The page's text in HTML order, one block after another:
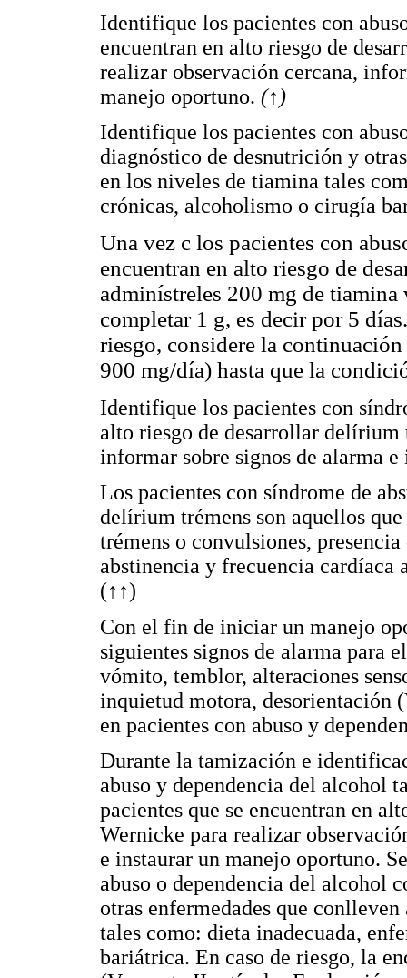
Identifique los pacientes con
encuentran en alto riesgo de
realizar observación cercana,
manejo oportuno. (↑)
Identifique los pacientes con
diagnóstico de desnutrición y
en los niveles de tiamina tales
crónicas, alcoholismo o cirugía
Una vez c los pacientes con
encuentran en alto riesgo de
adminístreles 200 mg de
completar 1 g, es decir por 5
riesgo, considere la
900 mg/día) hasta que la
Identifique los pacientes con
alto riesgo de desarrollar delírium
informar sobre signos de alarma
Los pacientes con síndrome de
delírium trémens son aquellos
trémens o convulsiones,
abstinencia y frecuencia
(↑↑)
Con el fin de iniciar un manejo
siguientes signos de alarma para
vómito, temblor, alteraciones
inquietud motora, desorientación
en pacientes con abuso y
Durante la tamización e
abuso y dependencia del alcohol
pacientes que se encuentran en
Wernicke para realizar
e instaurar un manejo oportuno.
abuso o dependencia del alcohol
otras enfermedades que
tales como: dieta inadecuada,
bariátrica. En caso de riesgo, la